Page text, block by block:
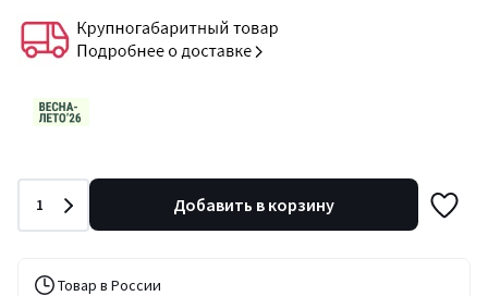
Количество
1 Добавить в корзину
Товар в России